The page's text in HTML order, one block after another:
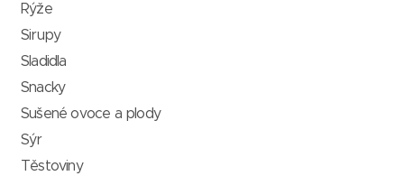
Rýže
Sirupy
Sladidla
Snacky
Sušené ovoce a plody
Sýr
Těstoviny